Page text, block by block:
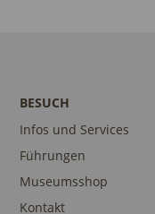
BESUCH
Infos und Services
Führungen
Museumsshop
Kontakt